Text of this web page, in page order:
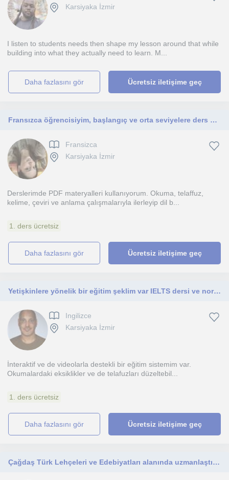
Karsiyaka İzmir
I listen to students needs then shape my lesson around that while
building into what they actually need to learn. M...
daha fazlasını gör Ücretsiz iletişime geç
Fransızca öğrencisiyim, başlangıç ve orta seviyelere ders veriyorum.
Fransizca
Karsiyaka İzmir
Derslerimde PDF materyalleri kullanıyorum. Okuma, telaffuz,
kelime, çeviri ve anlama çalışmalarıyla ilerleyip dil b...
1. ders ücretsiz
daha fazlasını gör Ücretsiz iletişime geç
Yetişkinlere yönelik bir eğitim şeklim var IELTS dersi ve normal İngilizce dersi verebilirim
Ingilizce
Karsiyaka İzmir
İnteraktif ve de videolarla destekli bir eğitim sistemim var.
Okumalardaki eksiklikler ve de telafuzları düzeltebil...
1. ders ücretsiz
daha fazlasını gör Ücretsiz iletişime geç
Çağdaş Türk Lehçeleri ve Edebiyatları alanında uzmanlaştım. Özel Türkçe, diksiyon ve edebiyat dersi veriyorum.